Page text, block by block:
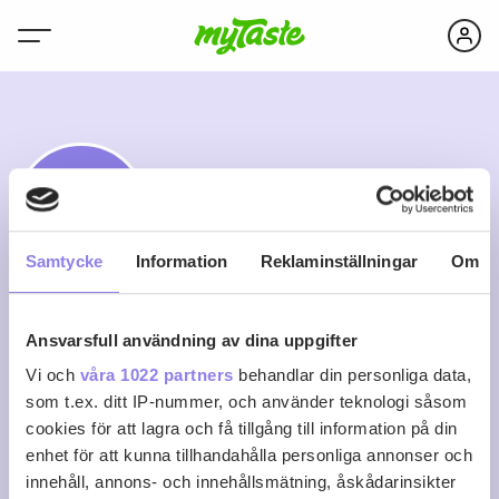
Samtycke Information Reklaminställningar Om
Ansvarsfull användning av dina uppgifter
Vi och våra 1022 partners behandlar din personliga data,
som t.ex. ditt IP-nummer, och använder teknologi såsom
cookies för att lagra och få tillgång till information på din
enhet för att kunna tillhandahålla personliga annonser och
innehåll, annons- och innehållsmätning, åskådarinsikter
Sofias mat- &
bakblogg
0 0 0 Följ